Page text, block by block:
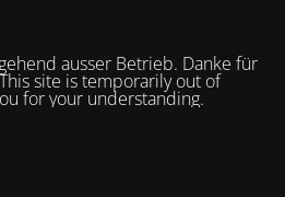
ausser Betrieb. Danke für
site is temporarily out of
for your understanding.